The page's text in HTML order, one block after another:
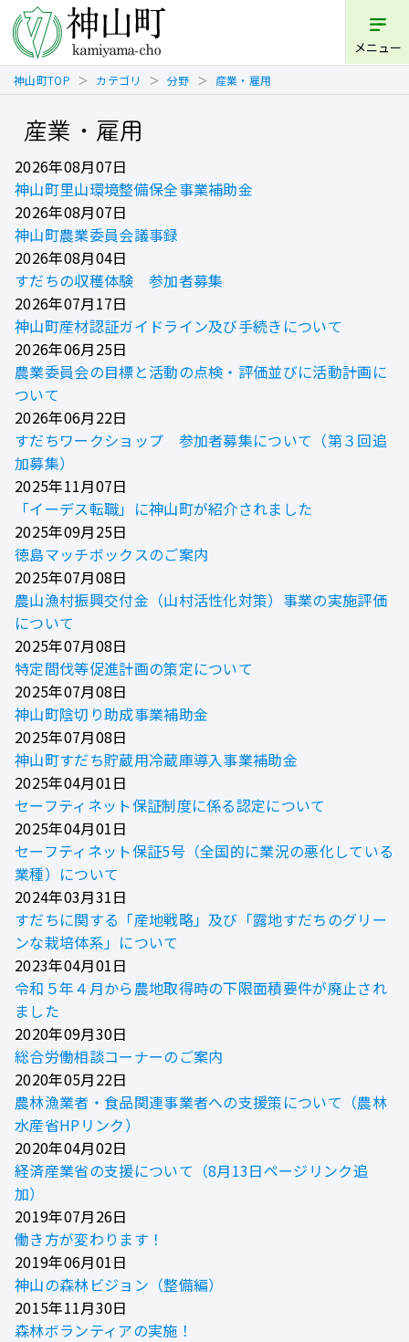
メニュー
神山町TOP カテゴリ 分野 産業・雇用
産業・雇用
2026年08月07日
神山町里山環境整備保全事業補助金
2026年08月07日
神山町農業委員会議事録
2026年08月04日
すだちの収穫体験 参加者募集
2026年07月17日
神山町産材認証ガイドライン及び手続きについて
2026年06月25日
農業委員会の目標と活動の点検・評価並びに活動計画に
ついて
2026年06月22日
すだちワークショップ 参加者募集について（第３回追
加募集）
2025年11月07日
「イーデス転職」に神山町が紹介されました
2025年09月25日
徳島マッチボックスのご案内
2025年07月08日
農山漁村振興交付金（山村活性化対策）事業の実施評価
について
2025年07月08日
特定間伐等促進計画の策定について
2025年07月08日
神山町陰切り助成事業補助金
2025年07月08日
神山町すだち貯蔵用冷蔵庫導入事業補助金
2025年04月01日
セーフティネット保証制度に係る認定について
2025年04月01日
セーフティネット保証5号（全国的に業況の悪化している
業種）について
2024年03月31日
すだちに関する「産地戦略」及び「露地すだちのグリー
ンな栽培体系」について
2023年04月01日
令和５年４月から農地取得時の下限面積要件が廃止され
ました
2020年09月30日
総合労働相談コーナーのご案内
2020年05月22日
農林漁業者・食品関連事業者への支援策について（農林
水産省HPリンク）
2020年04月02日
経済産業省の支援について（8月13日ページリンク追
加）
2019年07月26日
働き方が変わります！
2019年06月01日
神山の森林ビジョン（整備編）
2015年11月30日
森林ボランティアの実施！